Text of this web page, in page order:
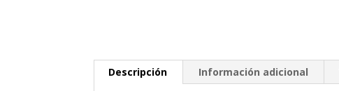
Descripción Información adicional